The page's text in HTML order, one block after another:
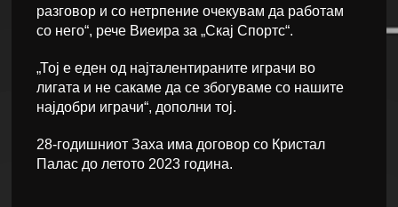
разговор и со нетрпение очекувам да работам
со него“, рече Виеира за „Скај Спортс“.
„Тој е еден од најталентираните играчи во
лигата и не сакаме да се збогуваме со нашите
најдобри играчи“, дополни тој.
28-годишниот Заха има договор со Кристал
Палас до летото 2023 година.